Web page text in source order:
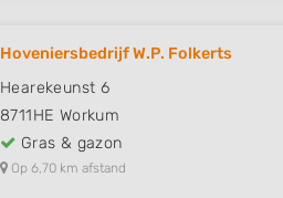
Hoveniersbedrijf W.P. Folkerts
Hearekeunst 6
8711HE Workum
Gras & gazon
Op 6,70 km afstand